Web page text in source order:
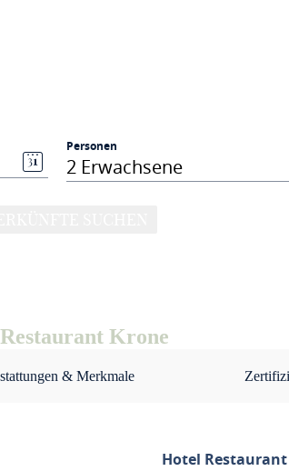
Personen
2 Erwachsene
Krone
& Merkmale
Hotel